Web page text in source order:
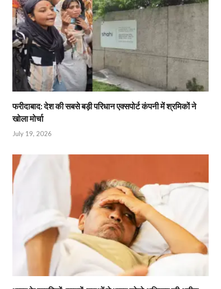
फरीदाबाद: देश की सबसे बड़ी परिधान एक्सपोर्ट कंपनी में श्रमिकों ने
खोला मोर्चा
July 19, 2026